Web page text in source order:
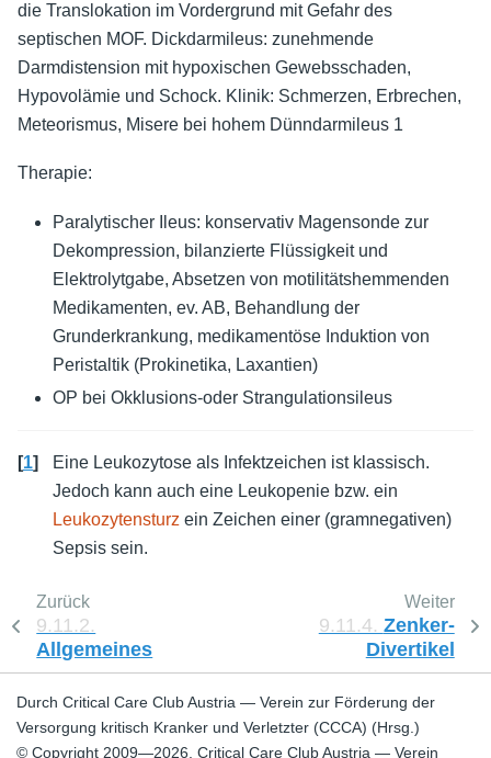
die Translokation im Vordergrund mit Gefahr des
septischen MOF. Dickdarmileus: zunehmende
Darmdistension mit hypoxischen Gewebsschaden,
Hypovolämie und Schock. Klinik: Schmerzen, Erbrechen,
Meteorismus, Misere bei hohem Dünndarmileus 1
Therapie:
Paralytischer Ileus: konservativ Magensonde zur
Dekompression, bilanzierte Flüssigkeit und
Elektrolytgabe, Absetzen von motilitätshemmenden
Medikamenten, ev. AB, Behandlung der
Grunderkrankung, medikamentöse Induktion von
Peristaltik (Prokinetika, Laxantien)
OP bei Okklusions-oder Strangulationsileus
[1]
Eine Leukozytose als Infektzeichen ist klassisch.
Jedoch kann auch eine Leukopenie bzw. ein
Leukozytensturz ein Zeichen einer (gramnegativen)
Sepsis sein.
Zurück
9.11.2.
Allgemeines
Weiter
9.11.4. Zenker-
Divertikel
Durch Critical Care Club Austria — Verein zur Förderung der
Versorgung kritisch Kranker und Verletzter (CCCA) (Hrsg.)
© Copyright 2009—2026, Critical Care Club Austria — Verein